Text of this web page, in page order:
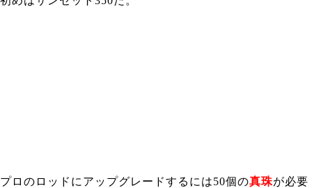
プロのロッドにアップグレードするには50個の真珠が必要